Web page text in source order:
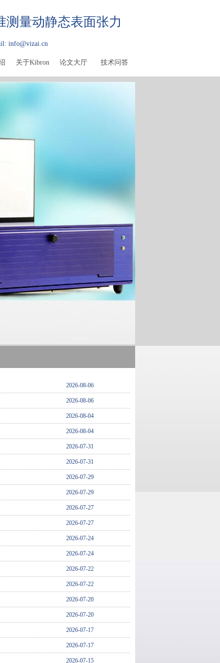
量动静态表面张力
info@vizai.cn
关于Kibron 论文大厅 技术问答
2026-08-06
2026-08-06
2026-08-04
2026-08-04
2026-07-31
2026-07-31
2026-07-29
2026-07-29
2026-07-27
2026-07-27
2026-07-24
2026-07-24
2026-07-22
2026-07-22
2026-07-20
2026-07-20
2026-07-17
2026-07-17
2026-07-15